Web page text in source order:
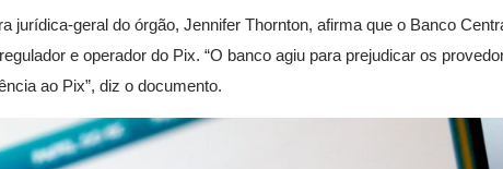
jurídica-geral do órgão, Jennifer Thornton, afirma que o Banco
e operador do Pix. “O banco agiu para prejudicar os
ao Pix”, diz o documento.